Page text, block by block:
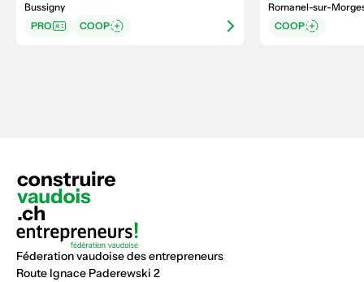
Bussigny
PRO
COOP
Romanel-sur-
COOP
Féderation vaudoise des entrepreneurs
Route Ignace Paderewski 2